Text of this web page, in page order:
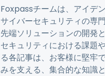
Foxpassチームは、アイデ
サイバーセキュリティの専
先端ソリューションの開発
セキュリティにおける課題
る各記事は、お客様に堅牢
みを支える、集合的な知識